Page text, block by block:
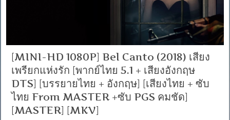
[MINI-HD 1080P] Bel Canto (2018) เสียง
เพรียกแห่งรัก [พากย์ไทย 5.1 + เสียงอังกฤษ
DTS] [บรรยายไทย + อังกฤษ] [เสียงไทย + ซับ
ไทย From MASTER +ซับ PGS คมชัด]
[MASTER] [MKV]